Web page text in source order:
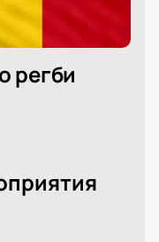
регби